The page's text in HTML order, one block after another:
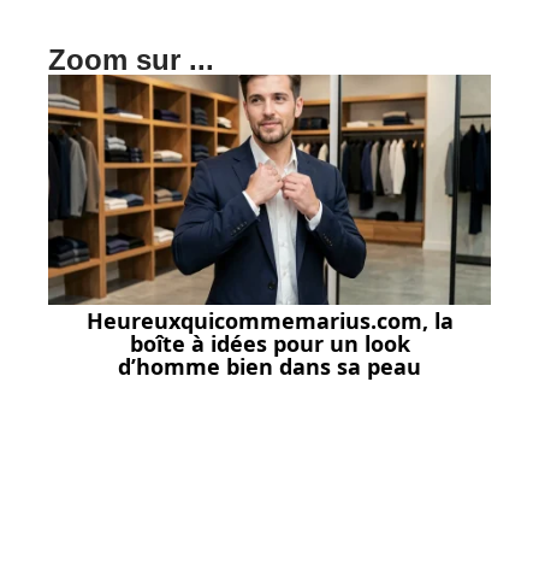
Zoom sur ...
Heureuxquicommemarius.com, la
boîte à idées pour un look
d’homme bien dans sa peau